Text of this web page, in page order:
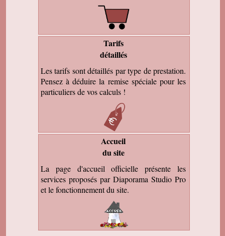
Tarifs
détaillés
Les tarifs sont détaillés par type de prestation.
Pensez à déduire la remise spéciale pour les
particuliers de vos calculs !
Accueil
du site
La page d'accueil officielle présente les
services proposés par Diaporama Studio Pro
et le fonctionnement du site.